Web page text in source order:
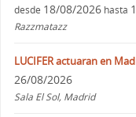
desde 18/08/2026 hasta
Razzmatazz
LUCIFER actuaran en
26/08/2026
Sala El Sol, Madrid